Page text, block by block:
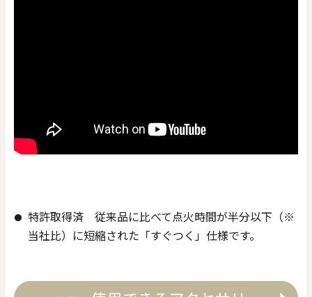
特許取得済 従来品に比べて点火時間が半分以下（※
当社比）に短縮された「すぐつく」仕様です。